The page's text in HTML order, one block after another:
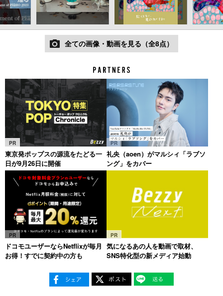
全ての画像・動画を見る（全8点）
PR
東京発ポップスの源流をたどる一
日が9月26日に開催
PR
礼央（aoen）がマルシィ「ラブソ
ング」をカバー
PR
ドコモユーザーならNetflixが毎月
お得！すでに契約中の方も
PR
気になるあの人を動画で取材、
SNS特化型の新メディア始動